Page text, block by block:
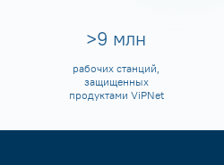
>10 млн
рабочих станций,
защищенных
продуктами ViPNet